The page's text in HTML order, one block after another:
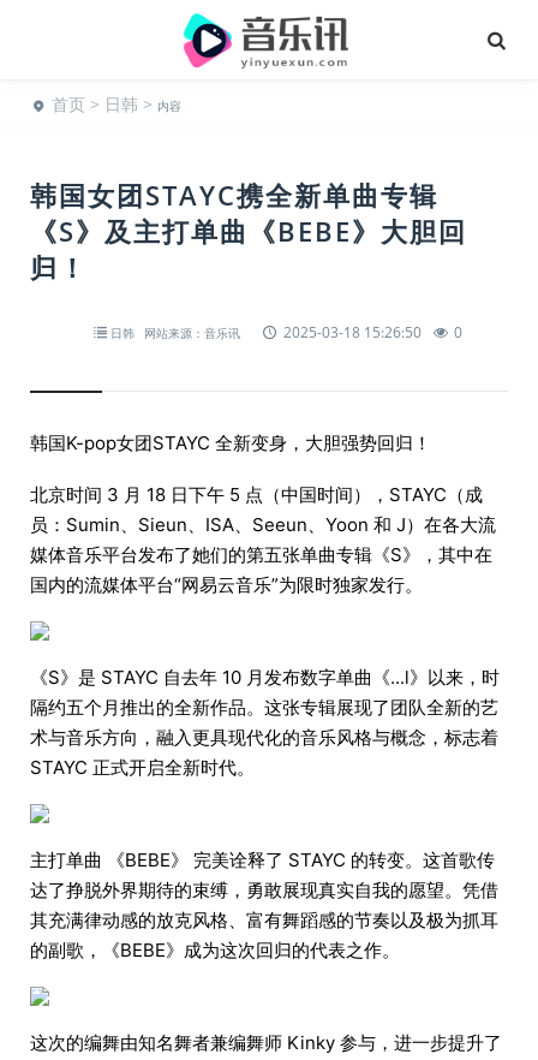
首页 > 日韩 > 内容
韩国女团STAYC携全新单曲专辑
《S》及主打单曲《BEBE》大胆回
归！
日韩 网站来源：音乐讯 2025-03-18 15:26:50 0
韩国K-pop女团STAYC 全新变身，大胆强势回归！
北京时间 3 月 18 日下午 5 点（中国时间），STAYC（成
员：Sumin、Sieun、ISA、Seeun、Yoon 和 J）在各大流
媒体音乐平台发布了她们的第五张单曲专辑《S》，其中在
国内的流媒体平台“网易云音乐”为限时独家发行。
《S》是 STAYC 自去年 10 月发布数字单曲《...l》以来，时
隔约五个月推出的全新作品。这张专辑展现了团队全新的艺
术与音乐方向，融入更具现代化的音乐风格与概念，标志着
STAYC 正式开启全新时代。
主打单曲 《BEBE》 完美诠释了 STAYC 的转变。这首歌传
达了挣脱外界期待的束缚，勇敢展现真实自我的愿望。凭借
其充满律动感的放克风格、富有舞蹈感的节奏以及极为抓耳
的副歌，《BEBE》成为这次回归的代表之作。
这次的编舞由知名舞者兼编舞师 Kinky 参与，进一步提升了